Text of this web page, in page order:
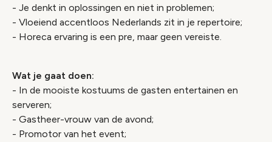
- Je denkt in oplossingen en niet in problemen;
- Vloeiend accentloos Nederlands zit in je repertoire;
- Horeca ervaring is een pre, maar geen vereiste.
Wat je gaat doen:
- In de mooiste kostuums de gasten entertainen en
serveren;
- Gastheer-vrouw van de avond;
- Promotor van het event;